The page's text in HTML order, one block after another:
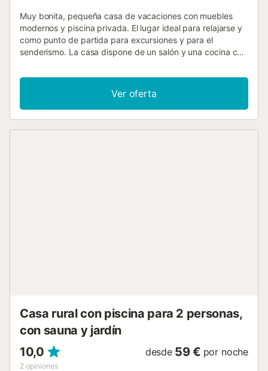
Muy bonita, pequeña casa de vacaciones con muebles
modernos y piscina privada. El lugar ideal para relajarse y
como punto de partida para excursiones y para el
senderismo. La casa dispone de un salón y una cocina con
matrimonio (160 x 200 cm), un baño con ducha y un
cuarto de lavandería. La zona exterior ofrece una bonita
terraza con mesa de comedor y tumbonas para disfrutar
de las vistas maravillosas al mar, una piscina privada con
Ver oferta
Casa rural con piscina para 2 personas,
con sauna y jardín
10,0
2 opiniones
desde 59 € por noche